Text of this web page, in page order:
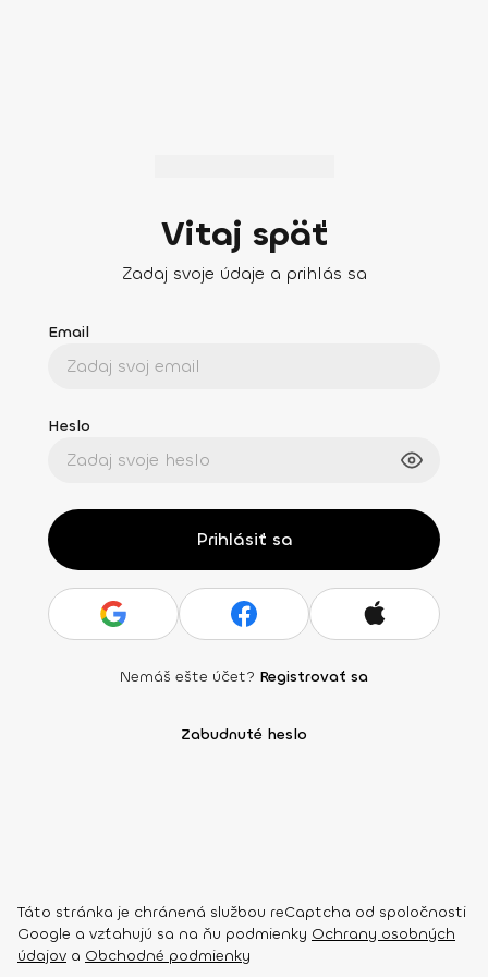
Vitaj späť
Zadaj svoje údaje a prihlás sa
Email
Heslo
Prihlásiť sa
Nemáš ešte účet? Registrovať sa
Zabudnuté heslo
Táto stránka je chránená službou reCaptcha od spoločnosti
Google a vzťahujú sa na ňu podmienky Ochrany osobných
údajov a Obchodné podmienky